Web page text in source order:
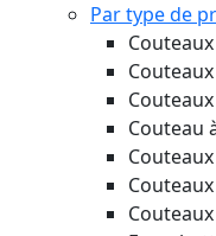
Par type de
Couteau